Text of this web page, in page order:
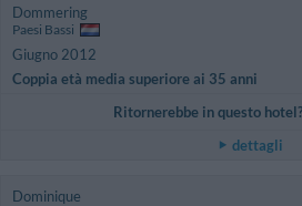
Dommering
Paesi Bassi
Giugno 2012
Coppia età media superiore ai 35 anni
Ritornerebbe in questo hotel?
dettagli
Dominique